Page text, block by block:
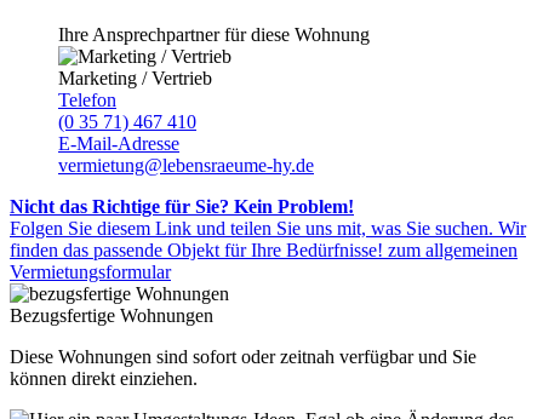
Ihre Ansprechpartner für diese Wohnung
Marketing / Vertrieb
Telefon
(0 35 71) 467 410
E-Mail-Adresse
vermietung@lebensraeume-hy.de
Nicht das Richtige für Sie? Kein Problem!
Folgen Sie diesem Link und teilen Sie uns mit, was Sie suchen. Wir
finden das passende Objekt für Ihre Bedürfnisse! zum allgemeinen
Vermietungsformular
Bezugsfertige Wohnungen
Diese Wohnungen sind sofort oder zeitnah verfügbar und Sie
können direkt einziehen.